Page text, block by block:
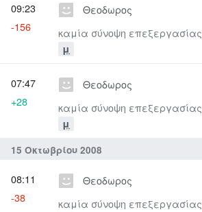
Θεοδωρος
καμία σύνοψη επεξεργασίας
μ
09:23
-156
Θεοδωρος
καμία σύνοψη επεξεργασίας
μ
07:47
+28
15 Οκτωβρίου 2008
Θεοδωρος
καμία σύνοψη επεξεργασίας
08:11
-38